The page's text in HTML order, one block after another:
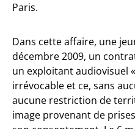
Paris.
Dans cette affaire, une
décembre 2009, un
un exploitant audiovisuel
irrévocable et ce, sans
aucune restriction de
image provenant de